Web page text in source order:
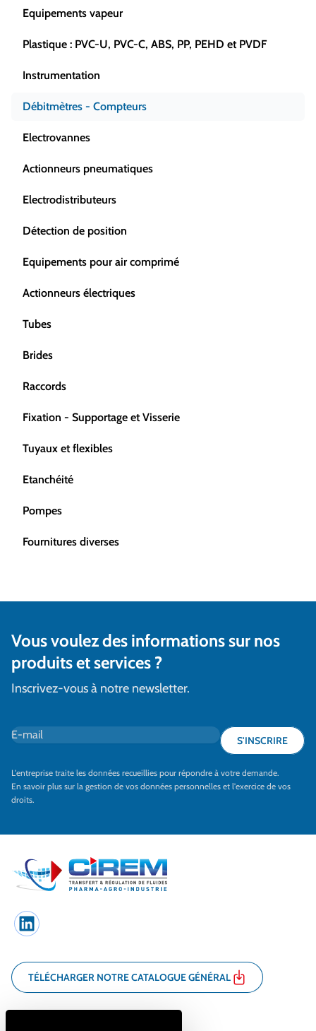
Equipements vapeur
Plastique : PVC-U, PVC-C, ABS, PP, PEHD et PVDF
Instrumentation
Débitmètres - Compteurs
Electrovannes
Actionneurs pneumatiques
Electrodistributeurs
Détection de position
Equipements pour air comprimé
Actionneurs électriques
Tubes
Brides
Raccords
Fixation - Supportage et Visserie
Tuyaux et flexibles
Etanchéité
Pompes
Fournitures diverses
Vous voulez des informations sur nos
produits et services ?
Inscrivez-vous à notre newsletter.
E-mail*
S'INSCRIRE
L'entreprise traite les données recueillies pour répondre à votre demande.
En savoir plus sur la gestion de vos données personnelles et l'exercice de vos
droits.
LinkedIn
TÉLÉCHARGER NOTRE CATALOGUE GÉNÉRAL